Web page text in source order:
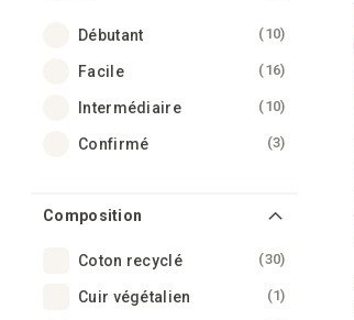
Débutant 10articles
Facile 16articles
Intermédiaire 10articles
Confirmé 3articles
Composition
Coton recyclé 30articles
Cuir végétalien 1article